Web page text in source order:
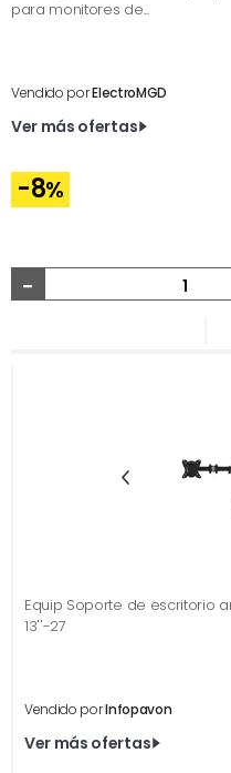
para monitores de...
Vendido porElectroMGD
Ver más ofertas
-8%
-
Equip Soporte de escritorio
13''-27
Vendido porInfopavon
Ver más ofertas